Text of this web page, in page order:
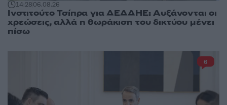
14:2806.08.26
Ινστιτούτο Τσίπρα για ΔΕΔΔΗΕ: Αυξάνονται οι
χρεώσεις, αλλά η θωράκιση του δικτύου μένει
πίσω
6